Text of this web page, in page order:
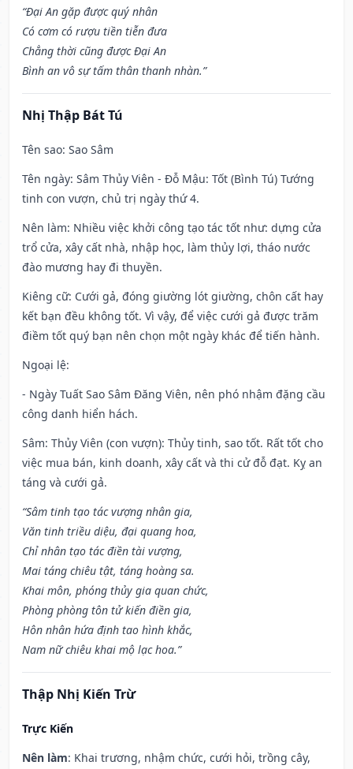
“Đại An gặp được quý nhân
Có cơm có rượu tiền tiễn đưa
Chẳng thời cũng được Đại An
Bình an vô sự tấm thân thanh nhàn.”
Nhị Thập Bát Tú
Tên sao: Sao Sâm
Tên ngày: Sâm Thủy Viên - Đỗ Mậu: Tốt (Bình Tú) Tướng
tinh con vượn, chủ trị ngày thứ 4.
Nên làm: Nhiều việc khởi công tạo tác tốt như: dựng cửa
trổ cửa, xây cất nhà, nhập học, làm thủy lợi, tháo nước
đào mương hay đi thuyền.
Kiêng cữ: Cưới gả, đóng giường lót giường, chôn cất hay
kết bạn đều không tốt. Vì vậy, để việc cưới gả được trăm
điềm tốt quý bạn nên chọn một ngày khác để tiến hành.
Ngoại lệ:
- Ngày Tuất Sao Sâm Đăng Viên, nên phó nhậm đặng cầu
công danh hiển hách.
Sâm: Thủy Viên (con vượn): Thủy tinh, sao tốt. Rất tốt cho
việc mua bán, kinh doanh, xây cất và thi cử đỗ đạt. Kỵ an
táng và cưới gả.
“Sâm tinh tạo tác vượng nhân gia,
Văn tinh triều diệu, đại quang hoa,
Chỉ nhân tạo tác điền tài vượng,
Mai táng chiêu tật, táng hoàng sa.
Khai môn, phóng thủy gia quan chức,
Phòng phòng tôn tử kiến điền gia,
Hôn nhân hứa định tao hình khắc,
Nam nữ chiêu khai mộ lạc hoa.”
Thập Nhị Kiến Trừ
Trực Kiến
Nên làm: Khai trương, nhậm chức, cưới hỏi, trồng cây,